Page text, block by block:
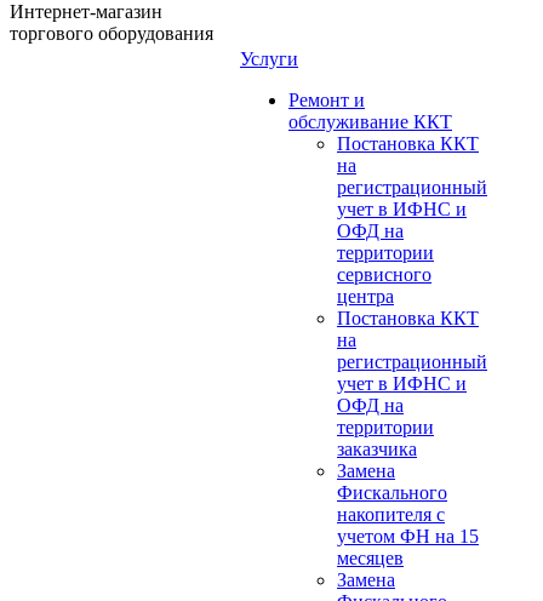
Интернет-магазин
торгового оборудования
Услуги
Ремонт и
обслуживание ККТ
Постановка ККТ
на
регистрационный
учет в ИФНС и
ОФД на
территории
сервисного
центра
Постановка ККТ
на
регистрационный
учет в ИФНС и
ОФД на
территории
заказчика
Замена
Фискального
накопителя с
учетом ФН на 15
месяцев
Замена